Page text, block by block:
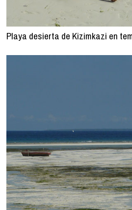
Playa desierta de Kizimkazi en